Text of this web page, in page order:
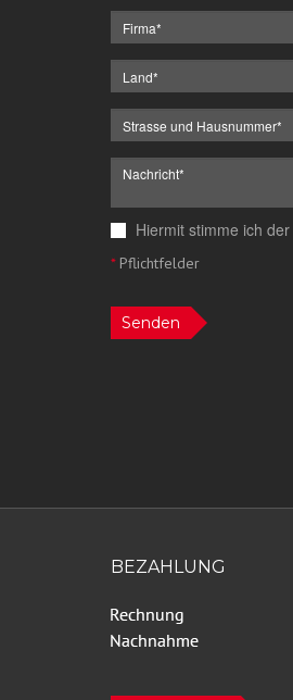
Hiermit stimme ich der
*Pflichtfelder
Senden
BEZAHLUNG